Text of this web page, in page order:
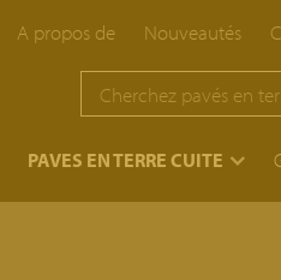
A propos de Nouveautés
PAVES EN TERRE CUITE